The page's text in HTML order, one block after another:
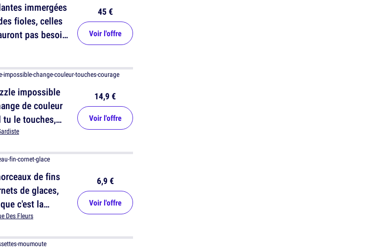
immergées
fioles, celles
pas besoin
45 €
Voir l'offre
impossible
de couleur
tu le touches,
14,9 €
Voir l'offre
de fins
de glaces,
c'est la
partie
Des Fleurs
6,9 €
Voir l'offre